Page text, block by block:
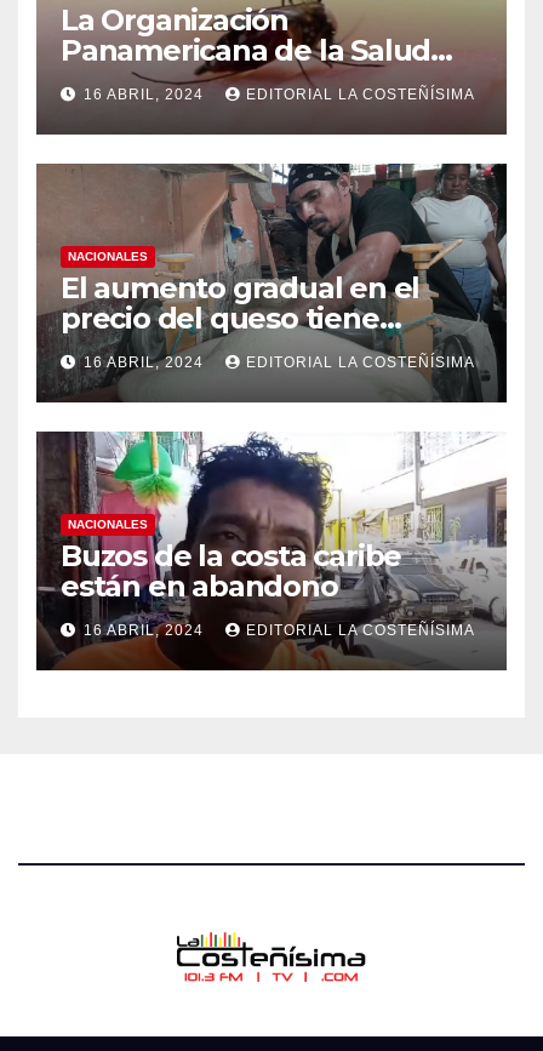
La Organización
Panamericana de la Salud
(OPS), recomienda reforzar
medidas ante el aumento de
casos de dengue
16 ABRIL, 2024 EDITORIAL LA COSTEÑÍSIMA
NACIONALES
El aumento gradual en el
precio del queso tiene
efectos a las Panaderias
16 ABRIL, 2024 EDITORIAL LA COSTEÑÍSIMA
NACIONALES
Buzos de la costa caribe
están en abandono
16 ABRIL, 2024 EDITORIAL LA COSTEÑÍSIMA